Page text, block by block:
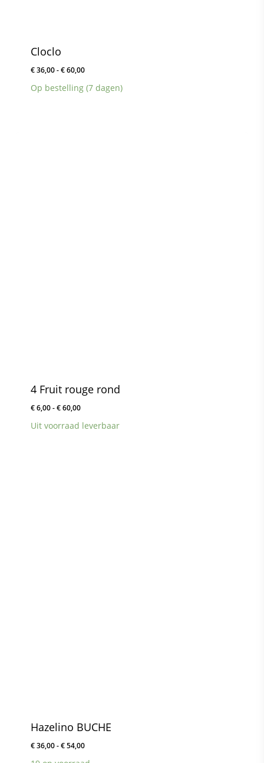
Cloclo
€36,00-€60,00Prijsklasse:
€ 36,00
tot
Op bestelling (7 dagen)
4 Fruit rouge rond
€6,00-€60,00Prijsklasse:
€ 6,00
Uit voorraad leverbaar
Hazelino BUCHE
€36,00-€54,00Prijsklasse:
€ 36,00